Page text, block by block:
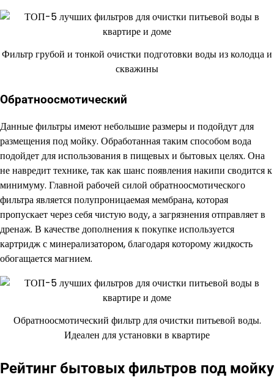
Фильтр грубой и тонкой очистки подготовки воды из колодца и
скважины
Обратноосмотический
Данные фильтры имеют небольшие размеры и подойдут для
размещения под мойку. Обработанная таким способом вода
подойдет для использования в пищевых и бытовых целях. Она
не навредит технике, так как шанс появления накипи сводится к
минимуму. Главной рабочей силой обратноосмотического
фильтра является полупроницаемая мембрана, которая
пропускает через себя чистую воду, а загрязнения отправляет в
дренаж. В качестве дополнения к покупке используется
картридж с минерализатором, благодаря которому жидкость
обогащается магнием.
Обратноосмотический фильтр для очистки питьевой воды.
Идеален для установки в квартире
Рейтинг бытовых фильтров под мойку